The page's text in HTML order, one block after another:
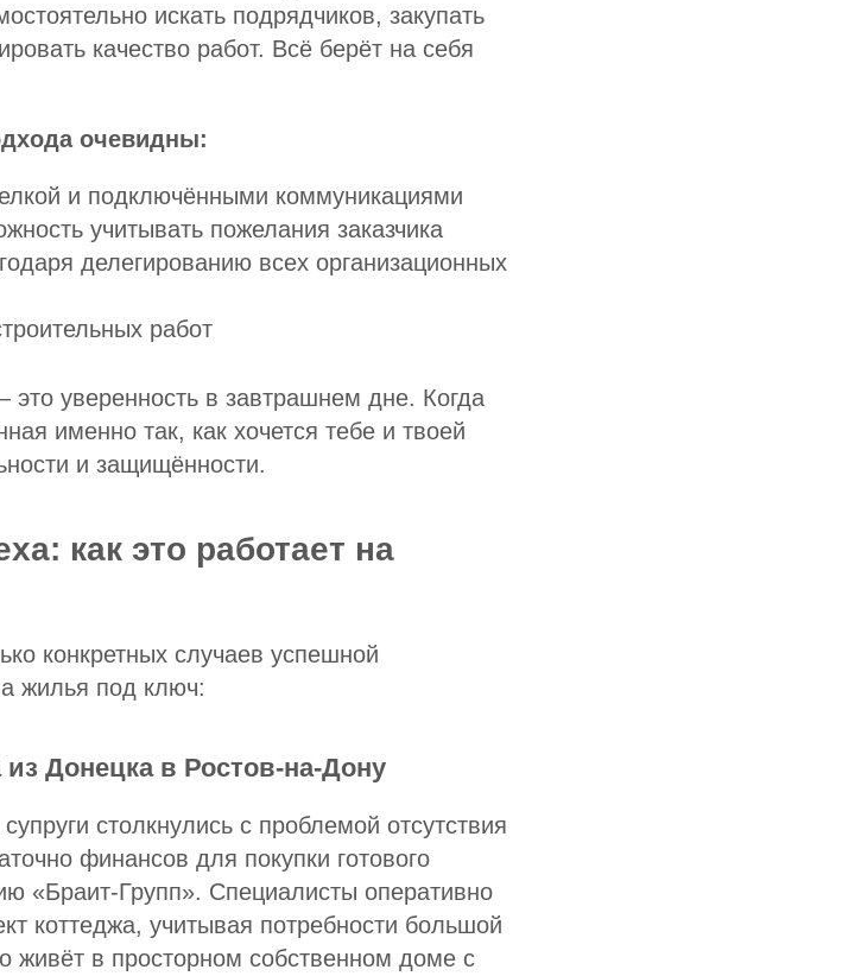
искать подрядчиков, закупать
качество работ. Всё берёт на себя
очевидны:
и подключёнными коммуникациями
учитывать пожелания заказчика
делегированию всех организационных
работ
уверенность в завтрашнем дне. Когда
именно так, как хочется тебе и твоей
и защищённости.
как это работает на
конкретных случаев успешной
жилья под ключ:
Донецка в Ростов-на-Дону
столкнулись с проблемой отсутствия
финансов для покупки готового
«Браит-Групп». Специалисты оперативно
коттеджа, учитывая потребности большой
живёт в просторном собственном доме с